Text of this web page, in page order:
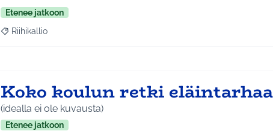
Etenee jatkoon
Rajaa tulokset teeman mukaan: Riihikallio
Riihikallio
Koko koulun retki
(idealla ei ole kuvausta)
Etenee jatkoon